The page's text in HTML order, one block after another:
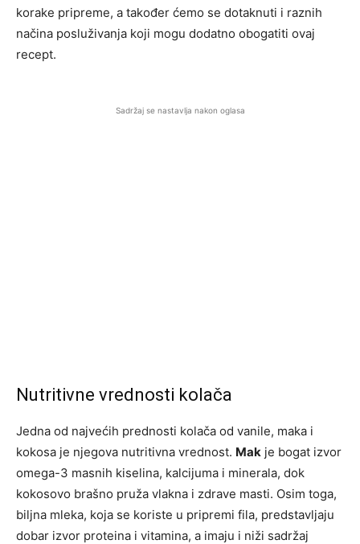
korake pripreme, a također ćemo se dotaknuti i raznih
načina posluživanja koji mogu dodatno obogatiti ovaj
recept.
Sadržaj se nastavlja nakon oglasa
Nutritivne vrednosti kolača
Jedna od najvećih prednosti kolača od vanile, maka i
kokosa je njegova nutritivna vrednost. Mak je bogat izvor
omega-3 masnih kiselina, kalcijuma i minerala, dok
kokosovo brašno pruža vlakna i zdrave masti. Osim toga,
biljna mleka, koja se koriste u pripremi fila, predstavljaju
dobar izvor proteina i vitamina, a imaju i niži sadržaj